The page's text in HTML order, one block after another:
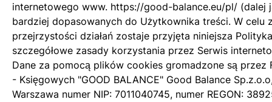
internetowego www. https://good-balance.eu/pl/ (dalej
bardziej dopasowanych do Użytkownika treści. W celu
przejrzystości działań zostaje przyjęta niniejsza
szczegółowe zasady korzystania przez Serwis
Dane za pomocą plików cookies gromadzone są przez
- Księgowych "GOOD BALANCE" Good Balance
Warszawa numer NIP: 7011040745, numer REGON: